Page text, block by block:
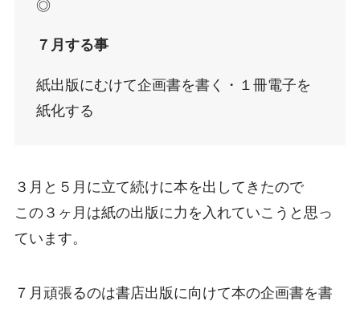
◎
７月する事
紙出版にむけて企画書を書く・１冊電子を
紙化する
３月と５月に立て続けに本を出してきたので
この３ヶ月は紙の出版に力を入れていこうと思っ
ています。
７月頑張るのは書店出版に向けて本の企画書を書